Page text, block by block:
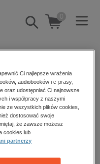
Pokaż/schowaj
wyszukiwarkę
0
Filtrowanie
Ci najlepsze wrażenia
audiobooków i e-prasy,
oraz udostępniać Ci najnowsze
i współpracy z naszymi
ze wszystkich plików cookies,
dostosować swoje
że zawsze możesz
cookies lub
partnerzy